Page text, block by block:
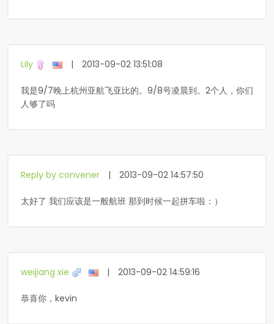
Lily | 2013-09-02 13:51:08
我是9/7晚上杭州亚航飞亚比的。9/8号凌晨到。2个人，你们
人够了吗
Reply by convener | 2013-09-02 14:57:50
太好了 我们应该是一般航班 那到时候一起拼车啦：）
weijiang xie | 2013-09-02 14:59:16
恭喜你，kevin